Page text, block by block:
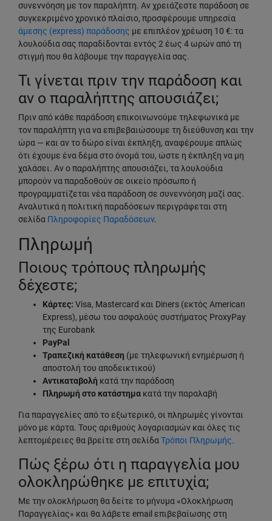
συνεννόηση με τον παραλήπτη. Αν χρειάζεστε παράδοση σε
συγκεκριμένο χρονικό πλαίσιο, προσφέρουμε υπηρεσία
άμεσης (express) παράδοσης με επιπλέον χρέωση 10 €: τα
λουλούδια σας παραδίδονται εντός 2 έως 4 ωρών από τη
στιγμή που θα λάβουμε την παραγγελία σας.
Τι γίνεται πριν την παράδοση και
αν ο παραλήπτης απουσιάζει;
Πριν από κάθε παράδοση επικοινωνούμε τηλεφωνικά με
τον παραλήπτη για να επιβεβαιώσουμε τη διεύθυνση και την
ώρα — και αν το δώρο είναι έκπληξη, αναφέρουμε απλώς
ότι έχουμε ένα δέμα στο όνομά του, ώστε η έκπληξη να μη
χαλάσει. Αν ο παραλήπτης απουσιάζει, τα λουλούδια
μπορούν να παραδοθούν σε οικείο πρόσωπο ή
προγραμματίζεται νέα παράδοση σε συνεννόηση μαζί σας.
Αναλυτικά η πολιτική παραδόσεων περιγράφεται στη
σελίδα Πληροφορίες Παραδόσεων.
Πληρωμή
Ποιους τρόπους πληρωμής
δέχεστε;
Κάρτες: Visa, Mastercard και Diners (εκτός American
Express), μέσω του ασφαλούς συστήματος ProxyPay
της Eurobank
PayPal
Τραπεζική κατάθεση (με τηλεφωνική ενημέρωση ή
αποστολή του αποδεικτικού)
Αντικαταβολή κατά την παράδοση
Πληρωμή στο κατάστημα κατά την παραλαβή
Για παραγγελίες από το εξωτερικό, οι πληρωμές γίνονται
μόνο με κάρτα. Τους αριθμούς λογαριασμών και όλες τις
λεπτομέρειες θα βρείτε στη σελίδαΤρόποι Πληρωμής.
Πώς ξέρω ότι η παραγγελία μου
ολοκληρώθηκε με επιτυχία;
Με την ολοκλήρωση θα δείτε το μήνυμα «Ολοκλήρωση
Παραγγελίας» και θα λάβετε email επιβεβαίωσης στη